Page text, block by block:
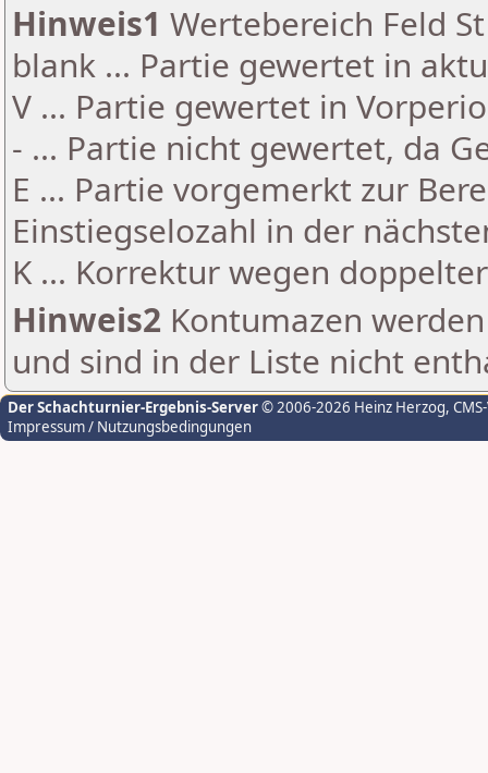
Hinweis1 Wertebereich Feld
blank ... Partie gewertet in
V ... Partie gewertet in
- ... Partie nicht gewertet, da
E ... Partie vorgemerkt zur
Einstiegselozahl in der
K ... Korrektur wegen
Hinweis2 Kontumazen
und sind in der Liste nicht
Der Schachturnier-Ergebnis-Server© 2006-2026 Heinz Herzog,
Impressum / Nutzungsbedingungen